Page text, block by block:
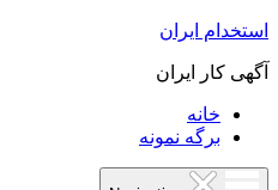
استخدام ایران
آگهی کار ایران
خانه
برگه نمونه